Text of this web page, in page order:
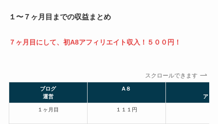
１〜７ヶ月目までの収益まとめ
７ヶ月目にして、初A8アフィリエイト収入！５００円！
スクロールできます
ブログ
運営
A８
アド
１ヶ月目 １１１円